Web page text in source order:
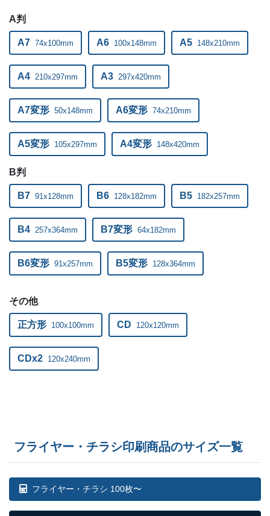
32,000部 ー
ー
34,000部
35,000部 ー
36,000部 ー
38,000部
39,000部 ー
ー
A判
A7 74x100mm A6 100x148mm A5 148x210mm
A4 210x297mm A3 297x420mm
A7変形 50x148mm A6変形 74x210mm
A5変形 105x297mm A4変形 148x420mm
B判
B7 91x128mm B6 128x182mm B5 182x257mm
B4 257x364mm B7変形 64x182mm
B6変形 91x257mm B5変形 128x364mm
その他
正方形 100x100mm CD 120x120mm
CDx2 120x240mm
フライヤー・チラシ印刷商品のサイズ一覧
フライヤー・チラシ 100枚〜